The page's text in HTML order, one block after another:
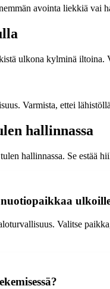
avointa liekkiä vai
ulkona kylminä
Varmista, ettei
hallinnassa
hallinnassa. Se estää
Valitse